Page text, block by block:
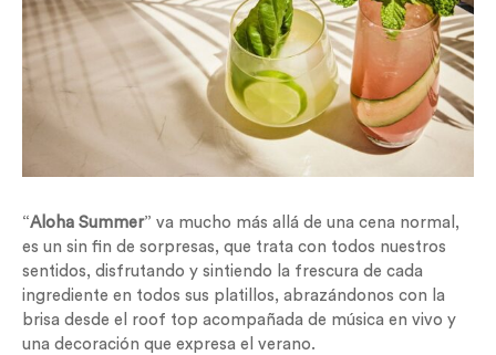
“Aloha Summer” va mucho más allá de una cena normal,
es un sin fin de sorpresas, que trata con todos nuestros
sentidos, disfrutando y sintiendo la frescura de cada
ingrediente en todos sus platillos, abrazándonos con la
brisa desde el roof top acompañada de música en vivo y
una decoración que expresa el verano.